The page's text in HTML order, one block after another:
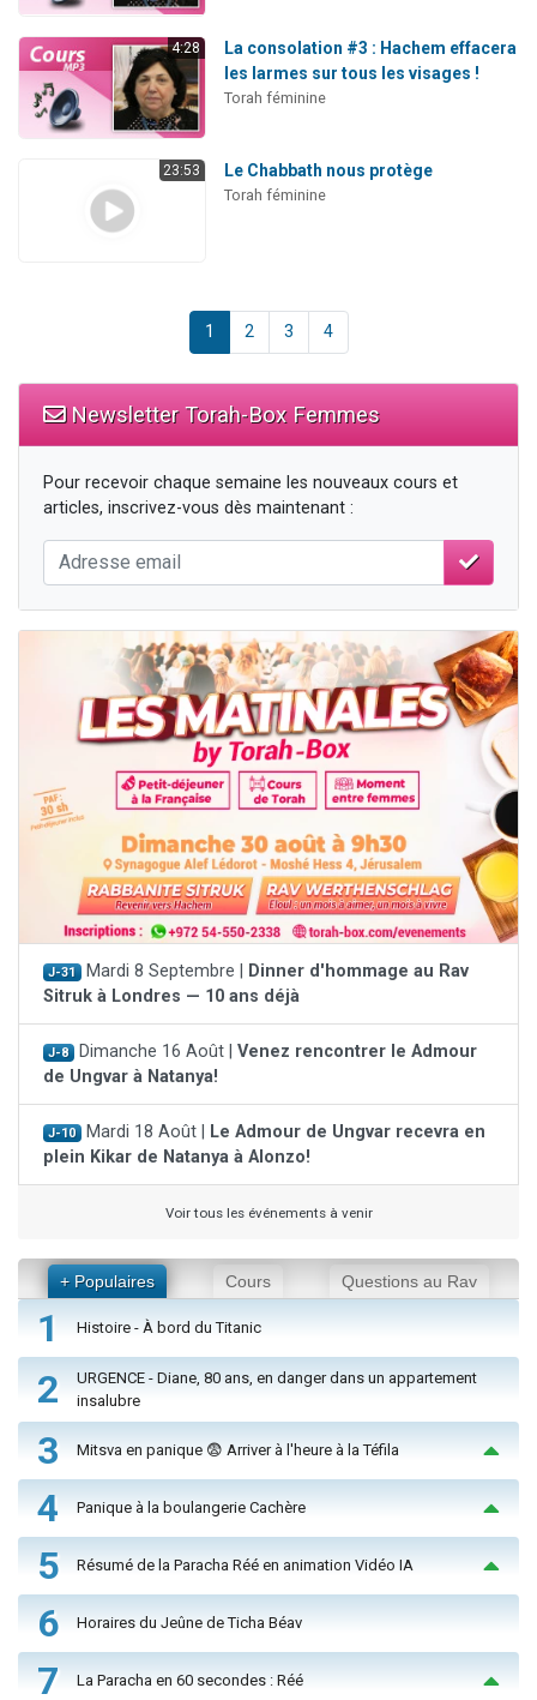
4:28
La consolation #3 : Hachem effacera
les larmes sur tous les visages !
Torah féminine
23:53 Le Chabbath nous protège
Torah féminine
1 2 3 4
Newsletter Torah-Box Femmes
Pour recevoir chaque semaine les nouveaux cours et
articles, inscrivez-vous dès maintenant :
J-31 Mardi 8 Septembre |
Dinner d'hommage au Rav
Sitruk à Londres — 10 ans déjà
J-8 Dimanche 16 Août | Venez rencontrer le Admour
de Ungvar à Natanya!
J-10 Mardi 18 Août |
Le Admour de Ungvar recevra en
plein Kikar de Natanya à Alonzo!
Voir tous les événements à venir
+ Populaires Cours Questions au Rav
1 Histoire - À bord du Titanic
2
URGENCE - Diane, 80 ans, en danger dans un appartement
insalubre
3 Mitsva en panique 😨 Arriver à l'heure à la Téfila
4 Panique à la boulangerie Cachère
5 Résumé de la Paracha Réé en animation Vidéo IA
6 Horaires du Jeûne de Ticha Béav
7 La Paracha en 60 secondes : Réé